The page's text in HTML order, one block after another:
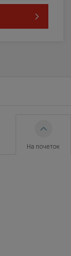
На почеток